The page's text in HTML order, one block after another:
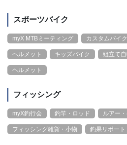
スポーツバイク
myX MTBミーティング カスタムバイク
ヘルメット キッズバイク 組立て
ヘルメット
フィッシング
myX釣行会 釣竿・ロッド ルアー
フィッシング雑貨・小物 釣果リポート